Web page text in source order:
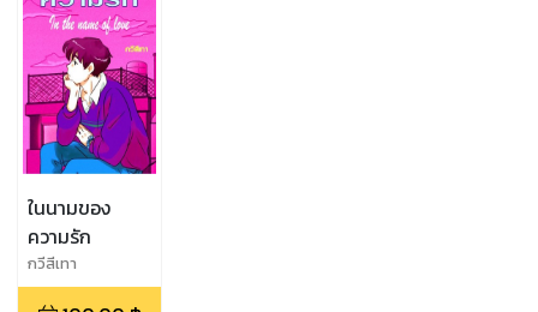
ในนามของ
ความรัก
กวีสีเทา